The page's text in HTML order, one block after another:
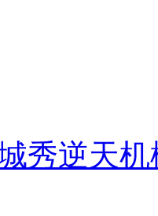
秀逆天机